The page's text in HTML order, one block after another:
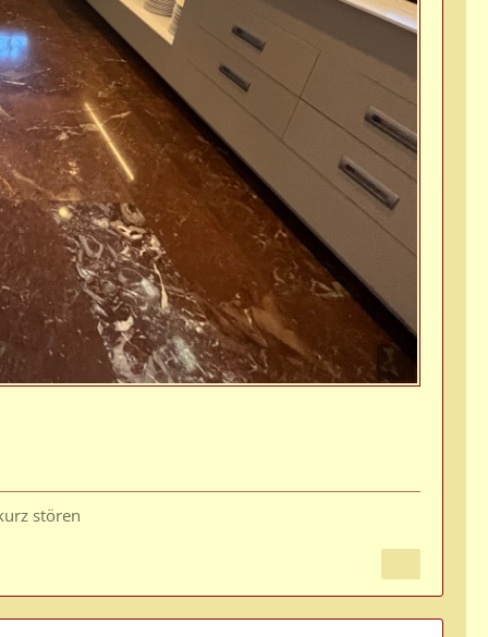
stören